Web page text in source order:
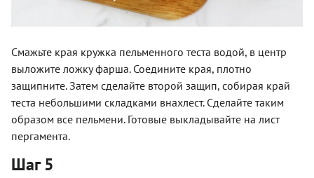
Смажьте края кружка пельменного теста водой, в центр
выложите ложку фарша. Соедините края, плотно
защипните. Затем сделайте второй защип, собирая край
теста небольшими складками внахлест. Сделайте таким
образом все пельмени. Готовые выкладывайте на лист
пергамента.
Шаг 5